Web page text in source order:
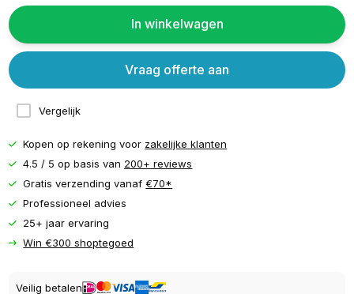
In winkelwagen
Vergelijk
Vraag offerte aan
Kopen op rekening voor zakelijke klanten
4.5 / 5 op basis van 200+ reviews
Gratis verzending vanaf€70*
Professioneel advies
25+ jaar ervaring
Win €300 shoptegoed
Veilig betalen